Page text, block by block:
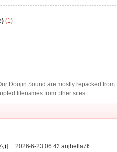
(1)
Doujin Sound are mostly repacked
filenames from other sites.
)] ... 2026-6-23 06:42 anjhella76